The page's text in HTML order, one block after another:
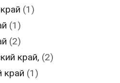
(1)
(1)
(2)
край, (2)
край (1)